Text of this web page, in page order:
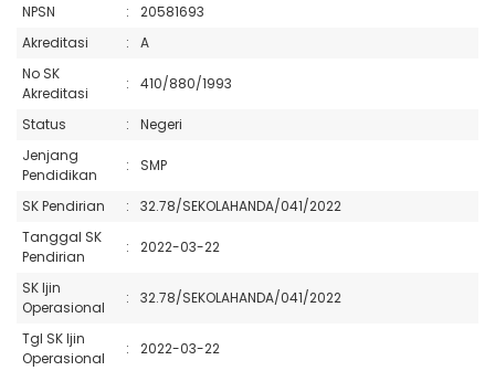
NPSN
:
20581693
Akreditasi
:
A
No SK
Akreditasi
: 410/880/1993
Status :
Negeri
Jenjang
Pendidikan
: SMP
SK Pendirian :
32.78/SEKOLAHANDA/041/2022
Tanggal SK
Pendirian
: 2022-03-22
SK Ijin
Operasional
: 32.78/SEKOLAHANDA/041/2022
Tgl SK Ijin
Operasional
: 2022-03-22